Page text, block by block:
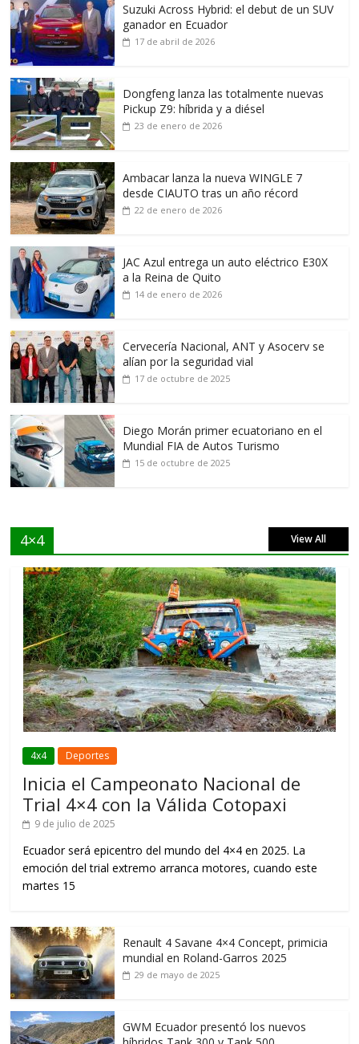
Suzuki Across Hybrid: el debut de un SUV
ganador en Ecuador
17 de abril de 2026
Dongfeng lanza las totalmente nuevas
Pickup Z9: híbrida y a diésel
23 de enero de 2026
Ambacar lanza la nueva WINGLE 7
desde CIAUTO tras un año récord
22 de enero de 2026
JAC Azul entrega un auto eléctrico E30X
a la Reina de Quito
14 de enero de 2026
Cervecería Nacional, ANT y Asocerv se
alían por la seguridad vial
17 de octubre de 2025
Diego Morán primer ecuatoriano en el
Mundial FIA de Autos Turismo
15 de octubre de 2025
4×4 View All
4x4 Deportes
Inicia el Campeonato Nacional de
Trial 4×4 con la Válida Cotopaxi
9 de julio de 2025
Ecuador será epicentro del mundo del 4×4 en 2025. La
emoción del trial extremo arranca motores, cuando este
martes 15
Renault 4 Savane 4×4 Concept, primicia
mundial en Roland-Garros 2025
29 de mayo de 2025
GWM Ecuador presentó los nuevos